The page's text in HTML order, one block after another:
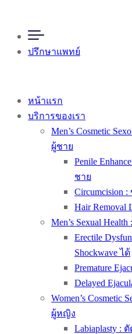
ปรึกษาแพทย์
หน้าแรก
บริการของเรา
Men’s Cosmetic
ผู้ชาย
Penile
ชาย
Circumcision
Hair
Men’s Sexual
Erectile
Shockwave ได้
Premature
Delayed
Women’s
ผู้หญิง
Labiaplasty :